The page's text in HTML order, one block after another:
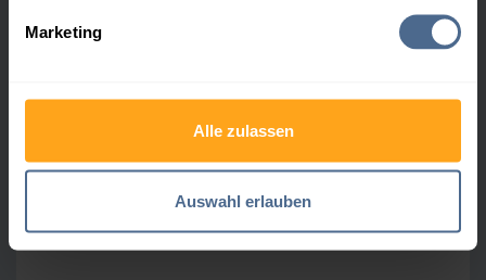
Marketing
Alle zulassen
Auswahl erlauben
107,23 €
Gasölpreis 18.08.25,23:59Uhr